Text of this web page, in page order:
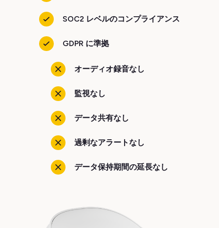
SOC2 レベルのコンプライアンス
GDPR に準拠
オーディオ録音なし
監視なし
データ共有なし
過剰なアラートなし
データ保持期間の延長なし